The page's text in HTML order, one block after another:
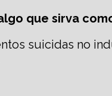
que sirva
suicidas no